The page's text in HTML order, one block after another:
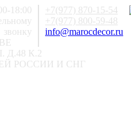
+7(977) 870-15-54
+7(977) 800-59-48
info@marocdecor.ru
18:00
звонку
К.2
РОССИИ И СНГ